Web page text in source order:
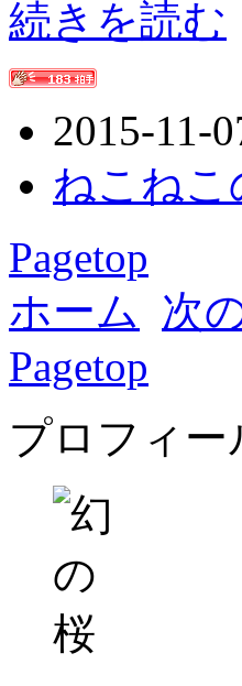
続きを読む
2015-11-
ねこねこ
Pagetop
ホーム
次
Pagetop
プロフィー